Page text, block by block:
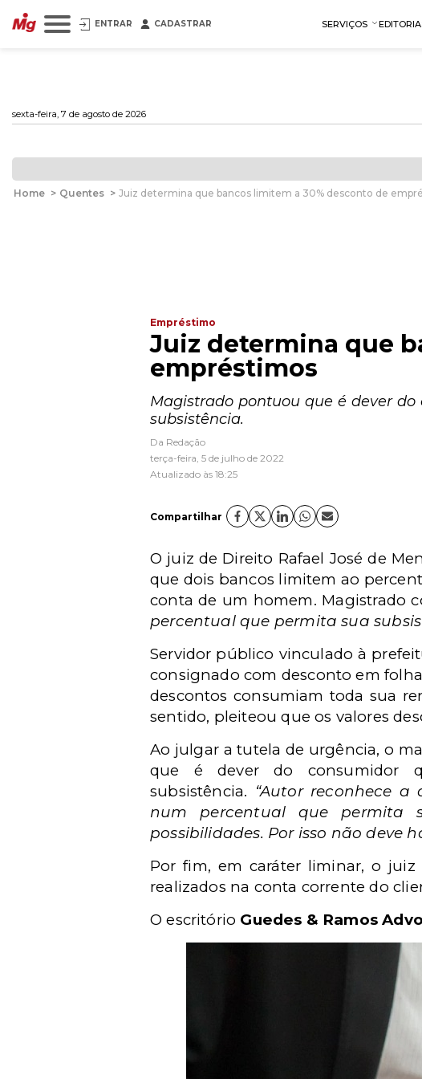
ENTRAR CADASTRAR SERVIÇOS
sexta-feira, 7 de agosto de 2026
Home > Quentes > Juiz determina que bancos limitem a 30% desconto de
Empréstimo
Juiz determina que
empréstimos
Magistrado pontuou que é dever
subsistência.
Da Redação
terça-feira, 5 de julho de 2022
Atualizado às 18:25
Compartilhar
O juiz de Direito Rafael José de
que dois bancos limitem ao
conta de um homem. Magistrado
percentual que permita sua
Servidor público vinculado à
consignado com desconto em
descontos consumiam toda sua
sentido, pleiteou que os valores
Ao julgar a tutela de urgência, o
que é dever do consumidor
subsistência. “Autor reconhece
num percentual que permita
possibilidades. Por isso não deve
Por fim, em caráter liminar, o
realizados na conta corrente do
O escritório Guedes & Ramos